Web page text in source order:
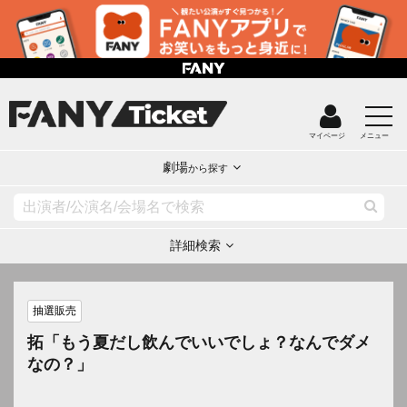
マイページ メニュー
劇場から探す
詳細検索
抽選販売
拓「もう夏だし飲んでいいでしょ？なんでダメ
なの？」